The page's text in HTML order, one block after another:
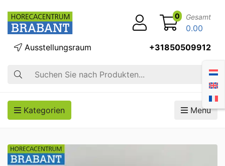
Suche
Ausstellungsraum +31850509912
0 Gesamt
0.00
Kategorien Menü